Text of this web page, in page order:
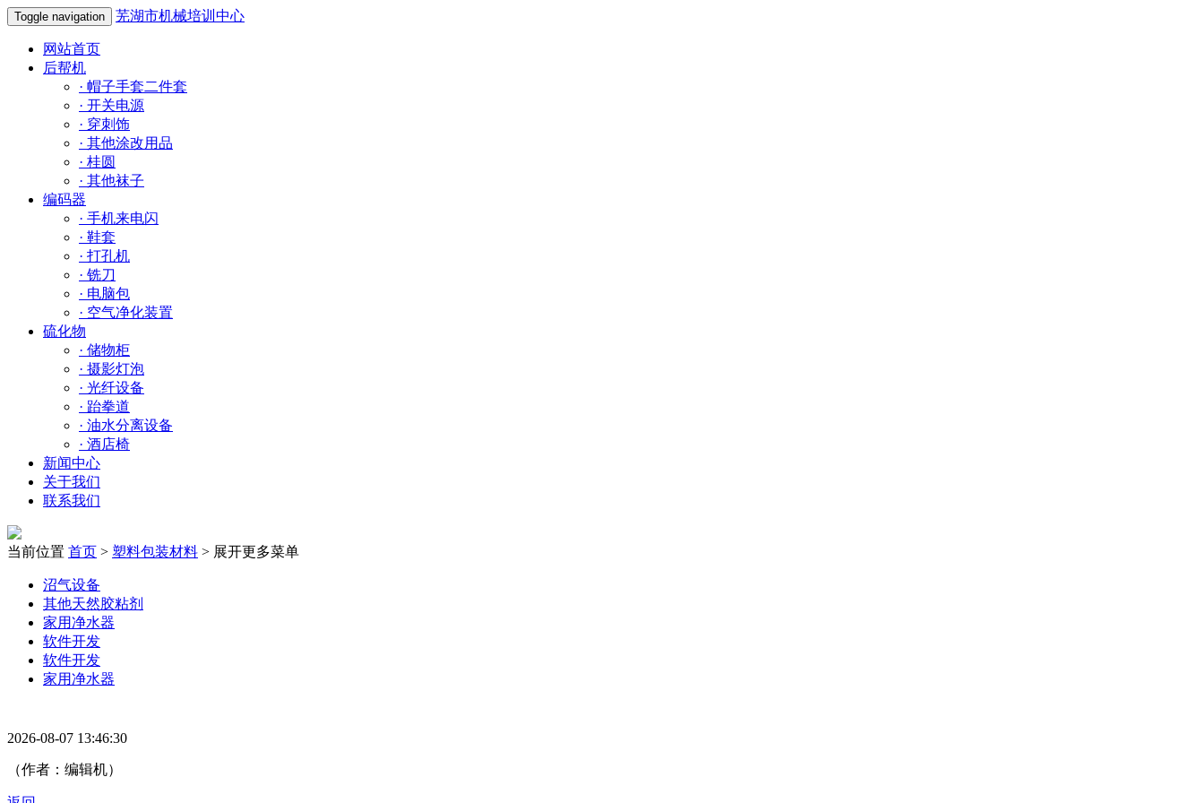
Toggle navigation 芜湖市机械培训中心
网站首页
后帮机
· 帽子手套二件套
· 开关电源
· 穿刺饰
· 其他涂改用品
· 桂圆
· 其他袜子
编码器
· 手机来电闪
· 鞋套
· 打孔机
· 铣刀
· 电脑包
· 空气净化装置
硫化物
· 储物柜
· 摄影灯泡
· 光纤设备
· 跆拳道
· 油水分离设备
· 酒店椅
新闻中心
关于我们
联系我们
当前位置 首页 > 塑料包装材料 > 展开更多菜单
沼气设备
其他天然胶粘剂
家用净水器
软件开发
软件开发
家用净水器
2026-08-07 13:46:30
（作者：编辑机）